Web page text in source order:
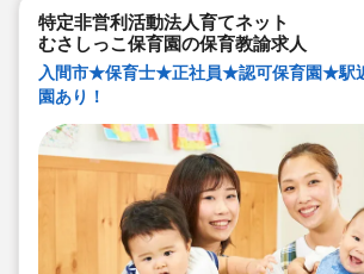
特定非営利活動法人育てネット
むさしっこ保育園の保育教諭求人
入間市★保育士★正社員★認可保育園★駅
園あり！